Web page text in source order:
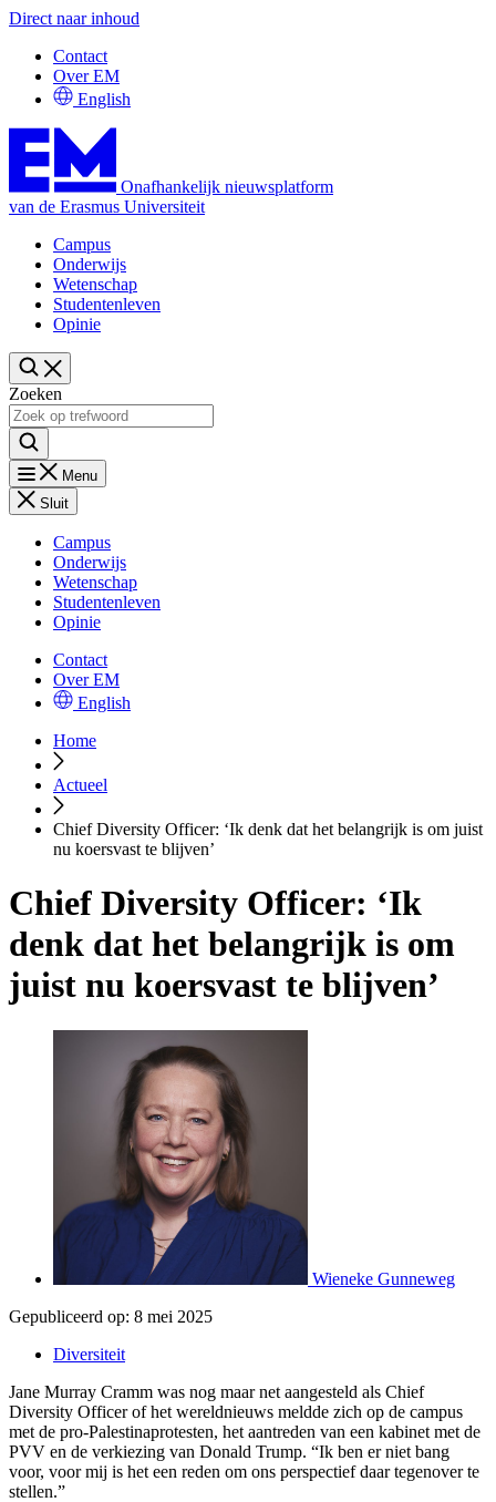
Direct naar inhoud
Contact
Over EM
English
Onafhankelijk nieuwsplatform
van de Erasmus Universiteit
Campus
Onderwijs
Wetenschap
Studentenleven
Opinie
Zoeken
Menu
Sluit
Campus
Onderwijs
Wetenschap
Studentenleven
Opinie
Contact
Over EM
English
Home
Actueel
Chief Diversity Officer: ‘Ik denk dat het belangrijk is om juist
nu koersvast te blijven’
Chief Diversity Officer: ‘Ik
denk dat het belangrijk is om
juist nu koersvast te blijven’
Wieneke Gunneweg
Gepubliceerd op: 8 mei 2025
Diversiteit
Jane Murray Cramm was nog maar net aangesteld als Chief
Diversity Officer of het wereldnieuws meldde zich op de campus
met de pro-Palestinaprotesten, het aantreden van een kabinet met de
PVV en de verkiezing van Donald Trump. “Ik ben er niet bang
voor, voor mij is het een reden om ons perspectief daar tegenover te
stellen.”